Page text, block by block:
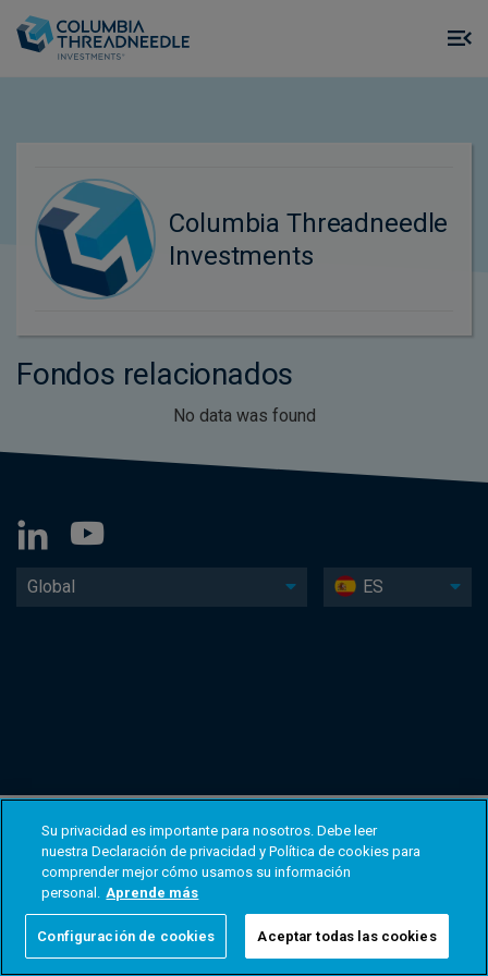
Columbia Threadneedle
Investments
Fondos relacionados
No data was found
Global ES
Su privacidad es importante para nosotros. Debe leer
nuestra Declaración de privacidad y Política de cookies para
comprender mejor cómo usamos su información
personal. Aprende más
Configuración de cookies Aceptar todas las cookies